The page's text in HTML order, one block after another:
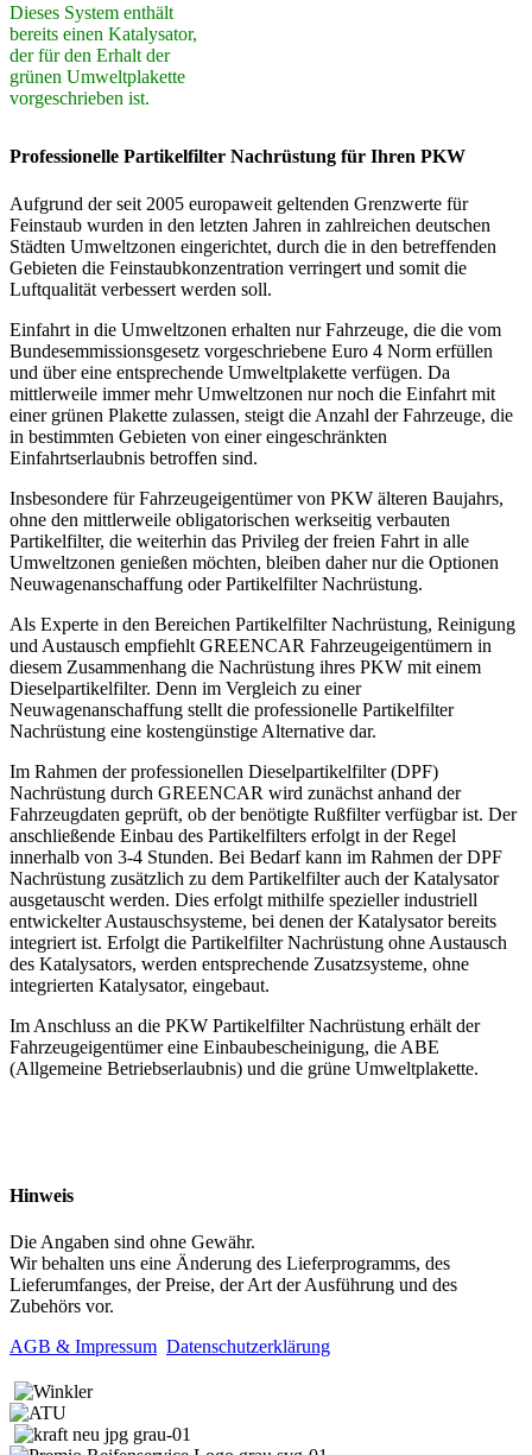
Dieses System enthält
bereits einen Katalysator,
der für den Erhalt der
grünen Umweltplakette
vorgeschrieben ist.
Professionelle Partikelfilter Nachrüstung für Ihren PKW
Aufgrund der seit 2005 europaweit geltenden Grenzwerte für
Feinstaub wurden in den letzten Jahren in zahlreichen deutschen
Städten Umweltzonen eingerichtet, durch die in den betreffenden
Gebieten die Feinstaubkonzentration verringert und somit die
Luftqualität verbessert werden soll.
Einfahrt in die Umweltzonen erhalten nur Fahrzeuge, die die vom
Bundesemmissionsgesetz vorgeschriebene Euro 4 Norm erfüllen
und über eine entsprechende Umweltplakette verfügen. Da
mittlerweile immer mehr Umweltzonen nur noch die Einfahrt mit
einer grünen Plakette zulassen, steigt die Anzahl der Fahrzeuge, die
in bestimmten Gebieten von einer eingeschränkten
Einfahrtserlaubnis betroffen sind.
Insbesondere für Fahrzeugeigentümer von PKW älteren Baujahrs,
ohne den mittlerweile obligatorischen werkseitig verbauten
Partikelfilter, die weiterhin das Privileg der freien Fahrt in alle
Umweltzonen genießen möchten, bleiben daher nur die Optionen
Neuwagenanschaffung oder Partikelfilter Nachrüstung.
Als Experte in den Bereichen Partikelfilter Nachrüstung, Reinigung
und Austausch empfiehlt GREENCAR Fahrzeugeigentümern in
diesem Zusammenhang die Nachrüstung ihres PKW mit einem
Dieselpartikelfilter. Denn im Vergleich zu einer
Neuwagenanschaffung stellt die professionelle Partikelfilter
Nachrüstung eine kostengünstige Alternative dar.
Im Rahmen der professionellen Dieselpartikelfilter (DPF)
Nachrüstung durch GREENCAR wird zunächst anhand der
Fahrzeugdaten geprüft, ob der benötigte Rußfilter verfügbar ist. Der
anschließende Einbau des Partikelfilters erfolgt in der Regel
innerhalb von 3-4 Stunden. Bei Bedarf kann im Rahmen der DPF
Nachrüstung zusätzlich zu dem Partikelfilter auch der Katalysator
ausgetauscht werden. Dies erfolgt mithilfe spezieller industriell
entwickelter Austauschsysteme, bei denen der Katalysator bereits
integriert ist. Erfolgt die Partikelfilter Nachrüstung ohne Austausch
des Katalysators, werden entsprechende Zusatzsysteme, ohne
integrierten Katalysator, eingebaut.
Im Anschluss an die PKW Partikelfilter Nachrüstung erhält der
Fahrzeugeigentümer eine Einbaubescheinigung, die ABE
(Allgemeine Betriebserlaubnis) und die grüne Umweltplakette.
Hinweis
Die Angaben sind ohne Gewähr.
Wir behalten uns eine Änderung des Lieferprogramms, des
Lieferumfanges, der Preise, der Art der Ausführung und des
Zubehörs vor.
AGB & Impressum Datenschutzerklärung